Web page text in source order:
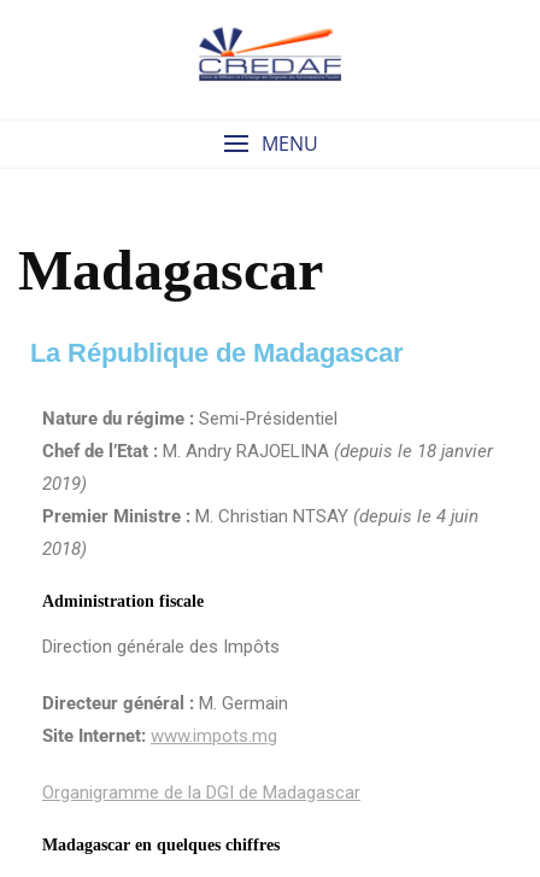
MENU
Madagascar
La République de Madagascar
Nature du régime : Semi-Présidentiel
Chef de l’Etat : M. Andry RAJOELINA (depuis le 18 janvier
2019)
Premier Ministre : M. Christian NTSAY (depuis le 4 juin
2018)
Administration fiscale
Direction générale des Impôts
Directeur général : M. Germain
Site Internet: www.impots.mg
Organigramme de la DGI de Madagascar
Madagascar en quelques chiffres